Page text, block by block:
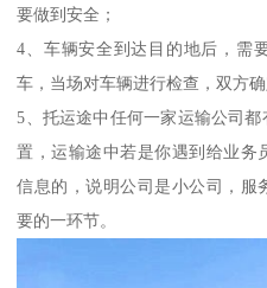
要做到安全；
4、车辆安全到达目的地后，需
车，当场对车辆进行检查，双方
5、托运途中任何一家运输公司
置，运输途中若是你遇到给业务
信息的，说明公司是小公司，服
要的一环节。